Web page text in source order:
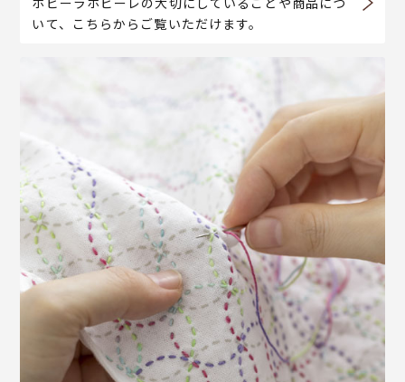
いて、こちらからご覧いただけます。